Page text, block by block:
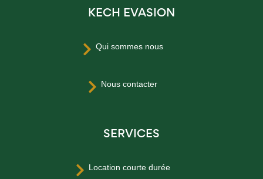
KECH EVASION
 Qui sommes nous
 Nous contacter
SERVICES
 Location courte durée